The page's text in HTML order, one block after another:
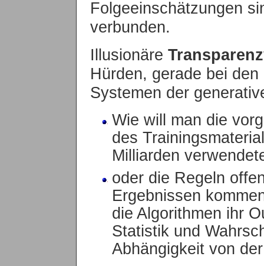
Folgeeinschätzungen
verbunden.
Illusionäre
Hürden, gerade bei
Systemen der
Wie will man die
des
Milliarden
oder die Regeln
Ergebnissen
die Algorithmen ihr
Statistik und
Abhängigkeit von